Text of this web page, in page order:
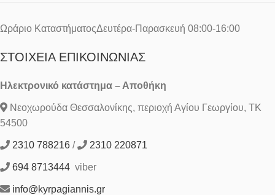
Ωράριο ΚαταστήματοςΔευτέρα-Παρασκευή 08:00-16:00
ΣΤΟΙΧΕΊΑ ΕΠΙΚΟΙΝΩΝΊΑΣ
Ηλεκτρονικό κατάστημα – Αποθήκη
Νεοχωρούδα Θεσσαλονίκης, περιοχή Αγίου Γεωργίου, ΤΚ
54500
2310 788216 / 2310 220871
694 8713444 viber
info@kyrpagiannis.gr